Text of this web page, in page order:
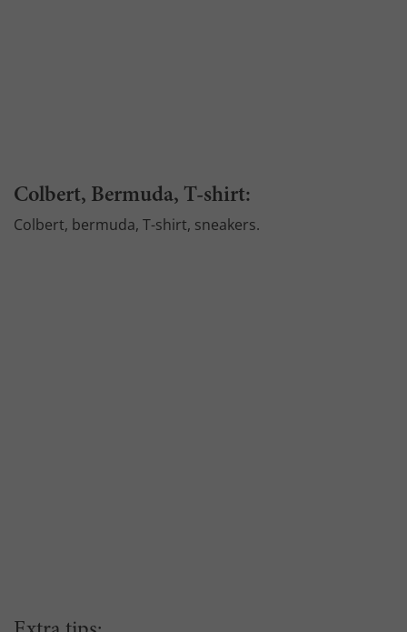
Colbert, Bermuda, T-shirt:
Colbert, bermuda, T-shirt, sneakers.